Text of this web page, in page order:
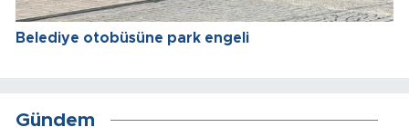
Belediye otobüsüne park engeli
Gündem